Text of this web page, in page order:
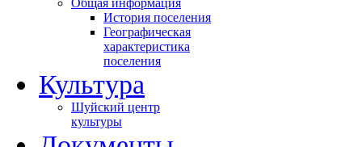
История поселения
Географическая
характеристика
поселения
Культура
Шуйский центр
культуры